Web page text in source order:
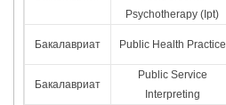
Psychotherapy (Ipt)
Бакалавриат Public Health Practice
Бакалавриат
Public Service
Interpreting